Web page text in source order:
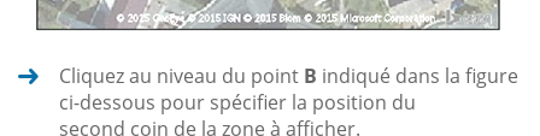
Cliquez au niveau du point B indiqué dans la figure
ci-dessous pour spécifier la position du
second coin de la zone à afficher.